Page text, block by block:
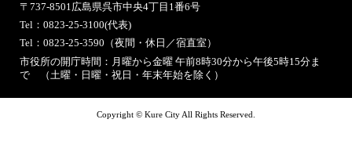
〒737-8501広島県呉市中央4丁目1番6号
Tel：0823-25-3100(代表)
Tel：0823-25-3590（夜間・休日／宿直室）
市役所の開庁時間：月曜から金曜 午前8時30分から午後5時15分ま
で （土曜・日曜・祝日・年末年始を除く）
Copyright © Kure City All Rights Reserved.